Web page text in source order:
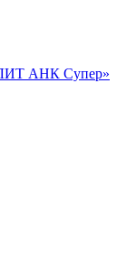
АНК Супер»